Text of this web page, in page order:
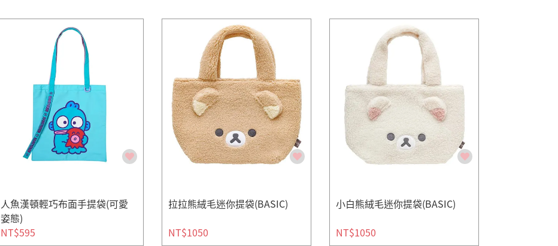
人魚漢頓輕巧布面手提袋(可愛
姿態)
NT$595
拉拉熊絨毛迷你提袋(BASIC)
NT$1050
小白熊絨毛迷你提袋(BASIC)
NT$1050